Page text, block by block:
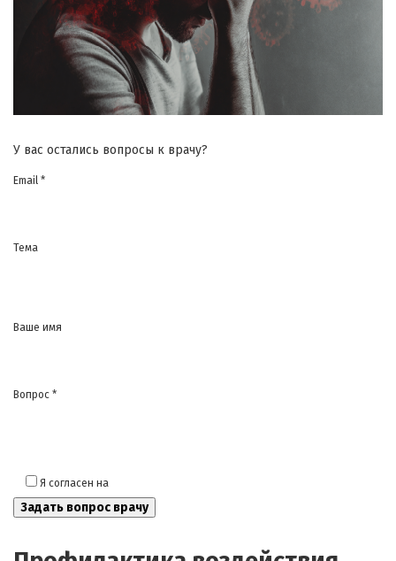
У вас остались вопросы к врачу?
Email *
Тема
Ваше имя
Вопрос *
Я согласен на